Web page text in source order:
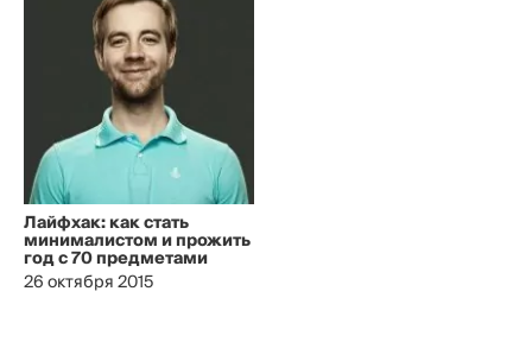
Лайфхак: как стать
минималистом и прожить
год с 70 предметами
26 октября 2015